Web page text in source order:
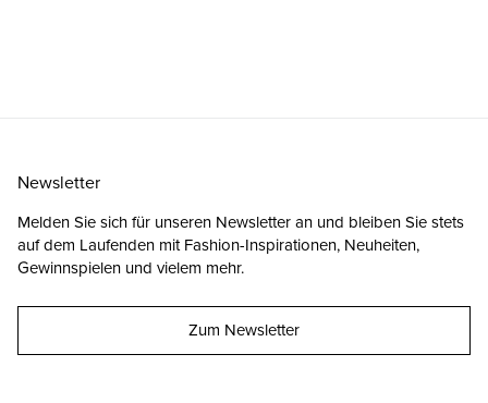
Newsletter
Melden Sie sich für unseren Newsletter an und bleiben Sie stets
auf dem Laufenden mit Fashion-Inspirationen, Neuheiten,
Gewinnspielen und vielem mehr.
Zum Newsletter